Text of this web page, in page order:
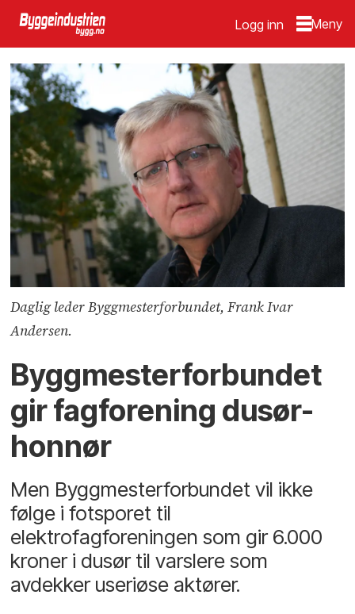
Logg inn
Daglig leder Byggmesterforbundet, Frank Ivar
Andersen.
Byggmesterforbundet
gir fagforening dusør-
honnør
Men Byggmesterforbundet vil ikke
følge i fotsporet til
elektrofagforeningen som gir 6.000
kroner i dusør til varslere som
avdekker useriøse aktører.